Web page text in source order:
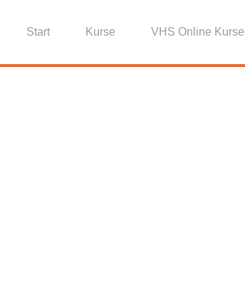
Start Kurse VHS Online Kurse